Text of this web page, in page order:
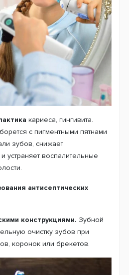
кариеса, гингивита.
с пигментными пятнами
зубов, снижает
устраняет воспалительные
антисептических
конструкциями. Зубной
очистку зубов при
коронок или брекетов.